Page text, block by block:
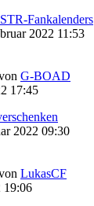
Fankalenders
2022 11:53
G-BOAD
17:45
2022 09:30
LukasCF
19:06